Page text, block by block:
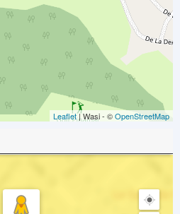
Leaflet| Wasi - ©OpenStreetMap